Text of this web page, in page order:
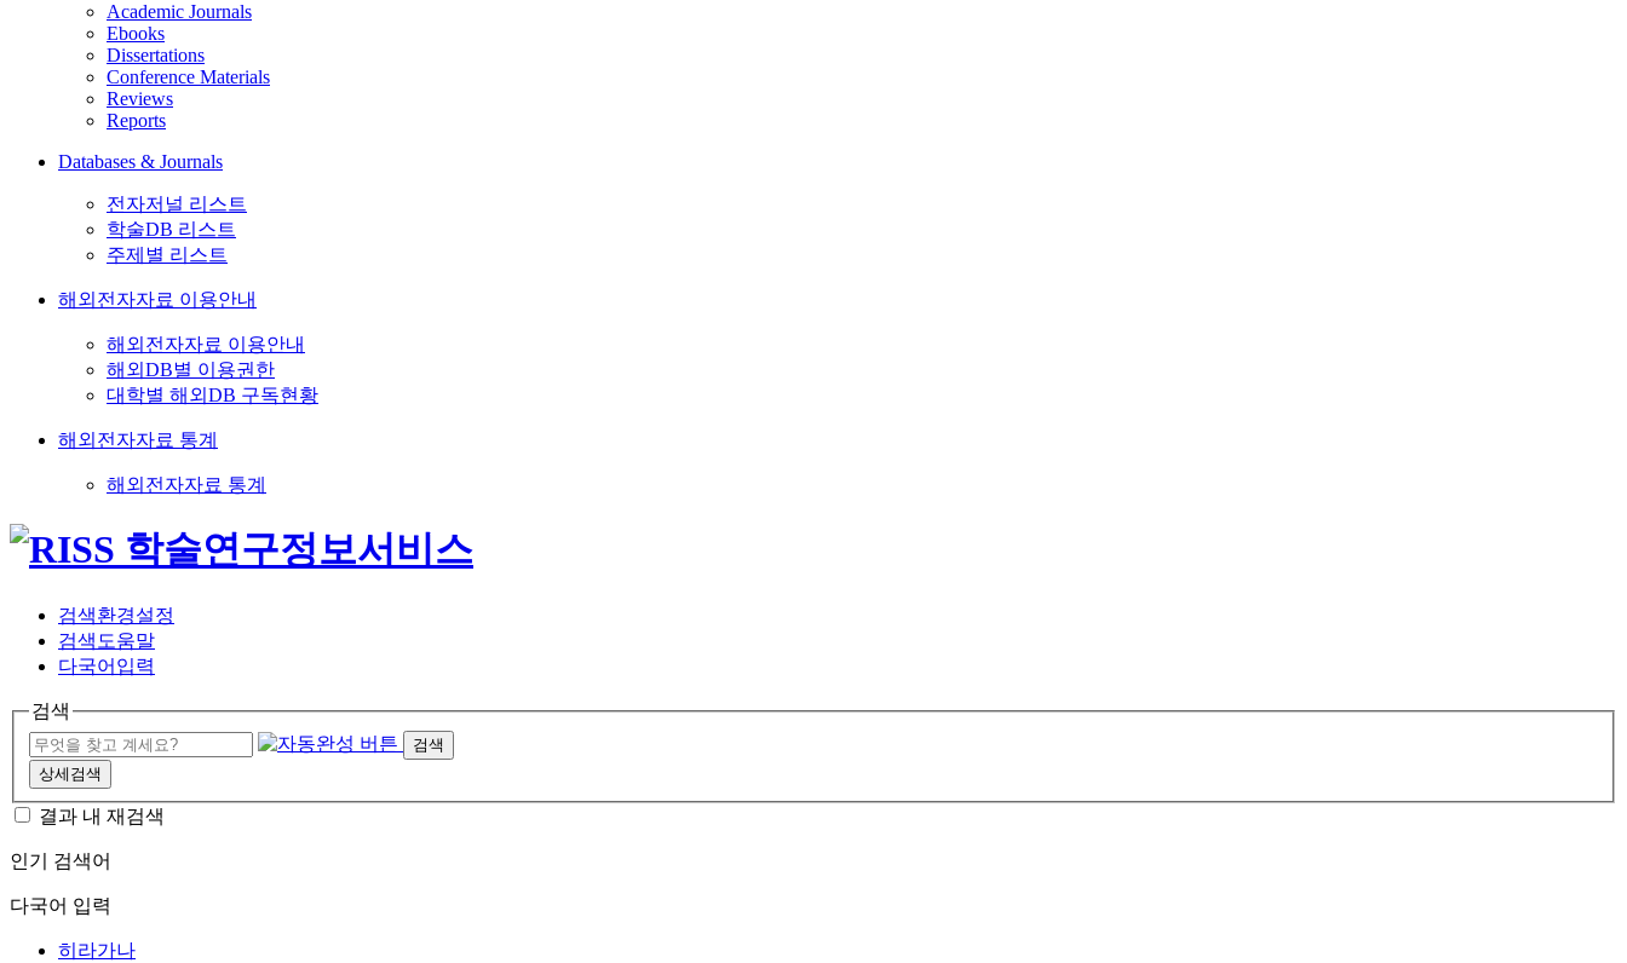
Academic Journals
Ebooks
Dissertations
Conference Materials
Reviews
Reports
Databases & Journals
전자저널 리스트
학술DB 리스트
주제별 리스트
해외전자자료 이용안내
해외전자자료 이용안내
해외DB별 이용권한
대학별 해외DB 구독현황
해외전자자료 통계
해외전자자료 통계
검색환경설정
검색도움말
다국어입력
검색
검색
상세검색
결과 내 재검색
인기 검색어
다국어 입력
히라가나